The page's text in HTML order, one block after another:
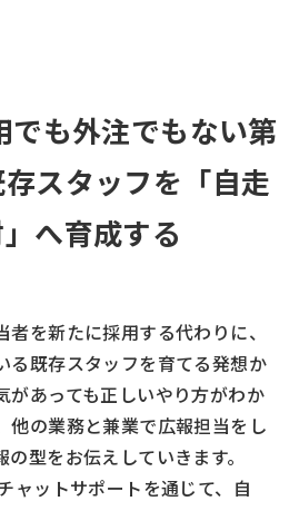
も外注でもない第
スタッフを「自走
へ育成する
を新たに採用する代わりに、
る既存スタッフを育てる発想か
があっても正しいやり方がわか
他の業務と兼業で広報担当をし
型をお伝えしていきます。
ャットサポートを通じて、自